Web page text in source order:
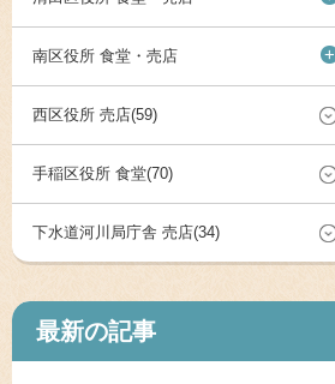
南区役所 食堂・売店 +
西区役所 売店(59)
手稲区役所 食堂(70)
下水道河川局庁舎 売店(34)
最新の記事